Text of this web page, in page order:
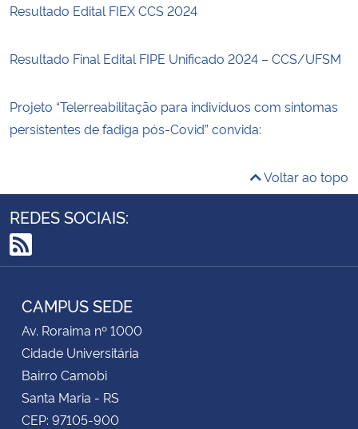
Resultado Edital FIEX CCS 2024
Resultado Final Edital FIPE Unificado 2024 – CCS/UFSM
Projeto “Telerreabilitação para indivíduos com sintomas
persistentes de fadiga pós-Covid” convida:
Voltar ao topo
REDES SOCIAIS:
RSS
CAMPUS SEDE
Av. Roraima nº 1000
Cidade Universitária
Bairro Camobi
Santa Maria - RS
CEP: 97105-900